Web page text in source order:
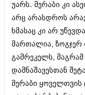
უარს. მერაბი კი
არც არასდროს
ხმასაც კი არ
მართალია, ზოგჯერ
გამრეკელს,
დამნაშავესთან
მერაბი